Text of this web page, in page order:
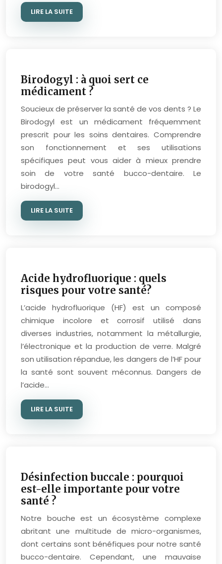
LIRE LA SUITE
Birodogyl : à quoi sert ce
médicament ?
Soucieux de préserver la santé de vos dents ? Le
Birodogyl est un médicament fréquemment
prescrit pour les soins dentaires. Comprendre
son fonctionnement et ses utilisations
spécifiques peut vous aider à mieux prendre
soin de votre santé bucco-dentaire. Le
birodogyl…
LIRE LA SUITE
Acide hydrofluorique : quels
risques pour votre santé?
L’acide hydrofluorique (HF) est un composé
chimique incolore et corrosif utilisé dans
diverses industries, notamment la métallurgie,
l’électronique et la production de verre. Malgré
son utilisation répandue, les dangers de l’HF pour
la santé sont souvent méconnus. Dangers de
l’acide…
LIRE LA SUITE
Désinfection buccale : pourquoi
est-elle importante pour votre
santé ?
Notre bouche est un écosystème complexe
abritant une multitude de micro-organismes,
dont certains sont bénéfiques pour notre santé
bucco-dentaire. Cependant, une mauvaise